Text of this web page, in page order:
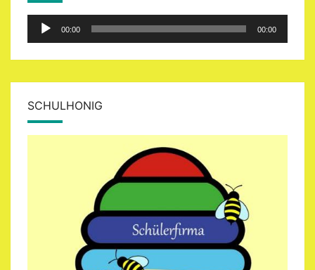
Audio-
Player
00:00 00:00
SCHULHONIG